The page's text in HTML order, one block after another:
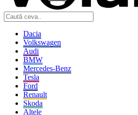
Dacia
Volkswagen
Audi
BMW
Mercedes-Benz
Tesla
Ford
Renault
Skoda
Altele